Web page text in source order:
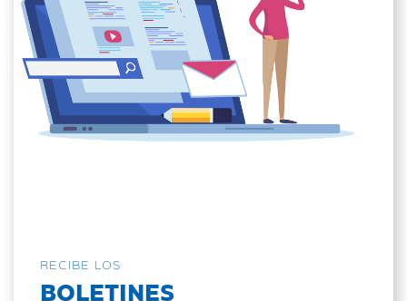
RECIBE LOS
BOLETINES